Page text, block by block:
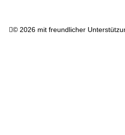
© 2026 mit freundlicher